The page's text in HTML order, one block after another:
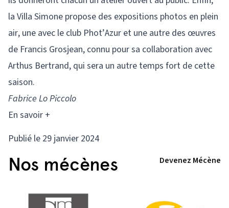
la Villa Simone propose des expositions photos en plein
air, une avec le club Phot’Azur et une autre des œuvres
de Francis Grosjean, connu pour sa collaboration avec
Arthus Bertrand, qui sera un autre temps fort de cette
saison.
Fabrice Lo Piccolo
En savoir +
Publié le 29 janvier 2024
Nos mécènes Devenez Mécène